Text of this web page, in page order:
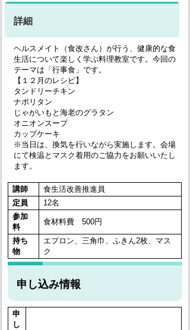
詳細
ヘルスメイト（食改さん）が行う、健康的な食
生活について楽しく学ぶ料理教室です。今回の
テーマは「行事食」です。
【１２月のレシピ】
タンドリーチキン
ナポリタン
じゃがいもと海老のグラタン
オニオンスープ
カップケーキ
※当日は、換気を行いながら実施します。会場
にて検温とマスク着用のご協力をお願いいたし
ます。
講師
食生活改善推進員
定員
12名
参加
料
食材料費 500円
持ち
物
エプロン、三角巾、ふきん2枚、マス
ク
申し込み情報
申
し